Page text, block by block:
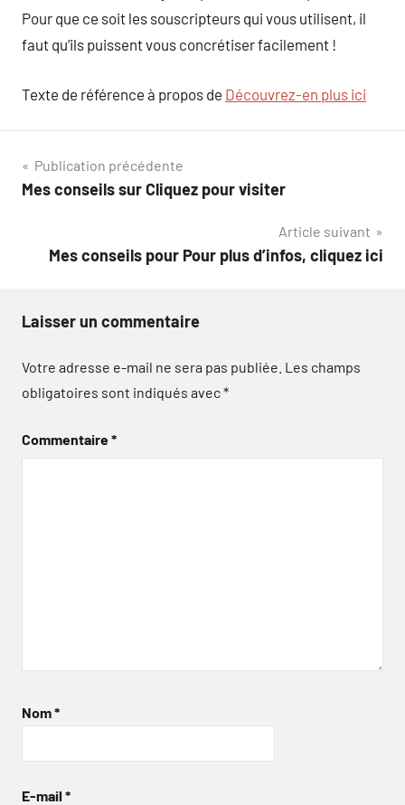
Pour que ce soit les souscripteurs qui vous utilisent, il
faut qu’ils puissent vous concrétiser facilement !
Texte de référence à propos de Découvrez-en plus ici
Navigation
de
Publication précédente
Mes conseils sur Cliquez pour visiter
Article suivant
Mes conseils pour Pour plus d’infos, cliquez ici
Laisser un commentaire
Votre adresse e-mail ne sera pas publiée. Les champs
obligatoires sont indiqués avec*
Commentaire*
Nom*
E-mail *